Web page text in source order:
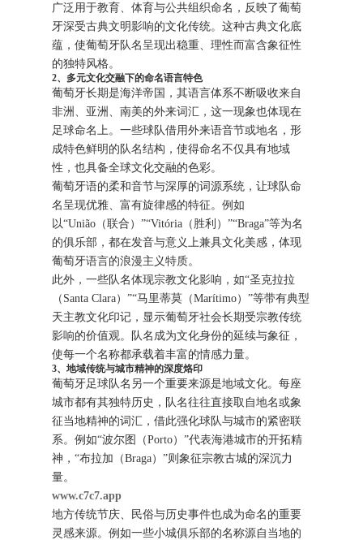
广泛用于教育、体育与公共组织命名，反映了葡萄
牙深受古典文明影响的文化传统。这种古典文化底
蕴，使葡萄牙队名呈现出稳重、理性而富含象征性
的独特风格。
2、多元文化交融下的命名语言特色
葡萄牙长期是海洋帝国，其语言体系不断吸收来自
非洲、亚洲、南美的外来词汇，这一现象也体现在
足球命名上。一些球队借用外来语音节或地名，形
成特色鲜明的队名结构，使得命名不仅具有地域
性，也具备全球文化交融的色彩。
葡萄牙语的柔和音节与深厚的词源系统，让球队命
名呈现优雅、富有旋律感的特征。例如
以“União（联合）”“Vitória（胜利）”“Braga”等为名
的俱乐部，都在发音与意义上兼具文化美感，体现
葡萄牙语言的浪漫主义特质。
此外，一些队名体现宗教文化影响，如“圣克拉拉
（Santa Clara）”“马里蒂莫（Marítimo）”等带有典型
天主教文化印记，显示葡萄牙社会长期受宗教传统
影响的价值观。队名成为文化身份的延续与象征，
使每一个名称都承载着丰富的情感力量。
3、地域传统与城市精神的深度烙印
葡萄牙足球队名另一个重要来源是地域文化。每座
城市都有其独特历史，队名往往直接取自地名或象
征当地精神的词汇，借此强化球队与城市的紧密联
系。例如“波尔图（Porto）”代表海港城市的开拓精
神，“布拉加（Braga）”则象征宗教古城的深沉力
量。
www.c7c7.app
地方传统节庆、民俗与历史事件也成为命名的重要
灵感来源。例如一些小城俱乐部的名称源自当地的